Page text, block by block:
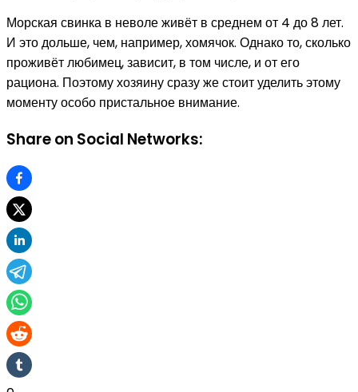
Морская свинка в неволе живёт в среднем от 4 до 8 лет.
И это дольше, чем, например, хомячок. Однако то, сколько
проживёт любимец, зависит, в том числе, и от его
рациона. Поэтому хозяину сразу же стоит уделить этому
моменту особо пристальное внимание.
Share on Social Networks: